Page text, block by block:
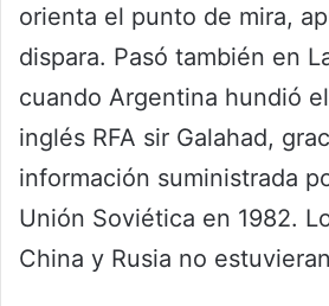
orienta el punto de mira,
dispara. Pasó también en
cuando Argentina hundió
inglés RFA sir Galahad,
información suministrada
Unión Soviética en 1982.
China y Rusia no